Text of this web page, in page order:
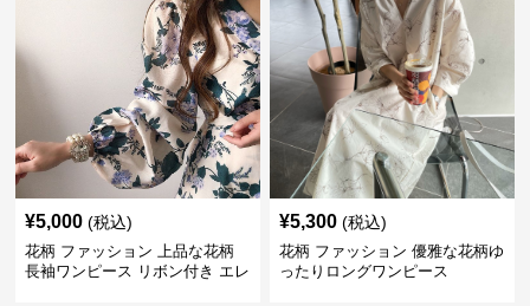
¥5,000 (税込)
花柄 ファッション 上品な花柄
長袖ワンピース リボン付き エレ
¥5,300 (税込)
花柄 ファッション 優雅な花柄ゆ
ったりロングワンピース